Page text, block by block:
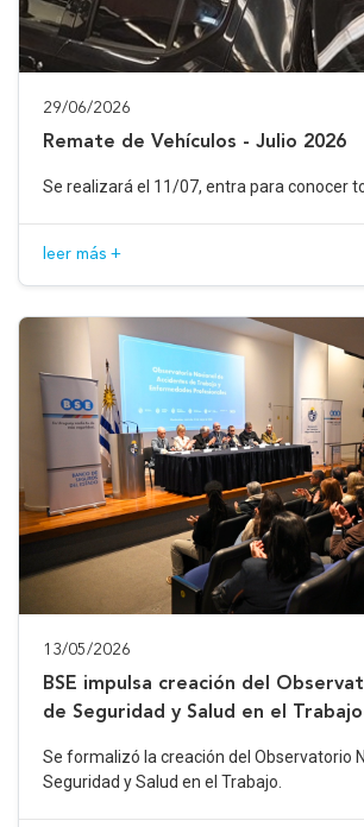
29/06/2026
Remate de Vehículos - Julio 2026
Se realizará el 11/07, entra para conocer
leer más +
13/05/2026
BSE impulsa creación del
de Seguridad y Salud en el Trabajo
Se formalizó la creación del Observatorio
Seguridad y Salud en el Trabajo.